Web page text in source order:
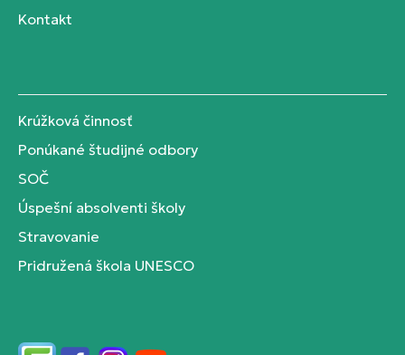
Kontakt
Krúžková činnosť
Ponúkané študijné odbory
SOČ
Úspešní absolventi školy
Stravovanie
Pridružená škola UNESCO